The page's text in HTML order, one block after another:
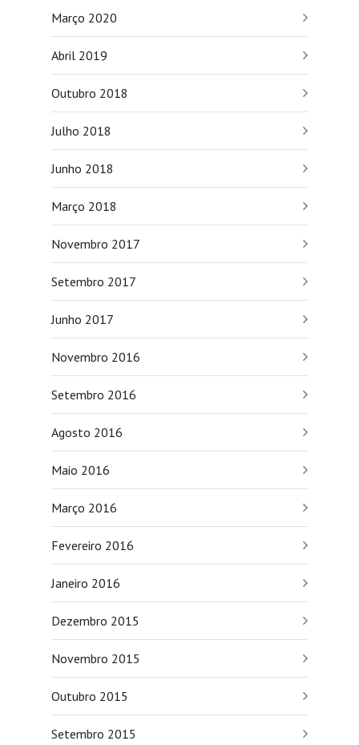
Março 2020
Abril 2019
Outubro 2018
Julho 2018
Junho 2018
Março 2018
Novembro 2017
Setembro 2017
Junho 2017
Novembro 2016
Setembro 2016
Agosto 2016
Maio 2016
Março 2016
Fevereiro 2016
Janeiro 2016
Dezembro 2015
Novembro 2015
Outubro 2015
Setembro 2015